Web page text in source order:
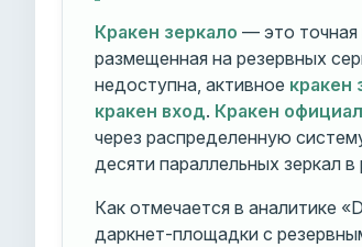
Кракен зеркало — это точная
размещенная на резервных
недоступна, активное кракен
кракен вход. Кракен
через распределенную
десяти параллельных зеркал
Как отмечается в аналитике
даркнет-площадки с